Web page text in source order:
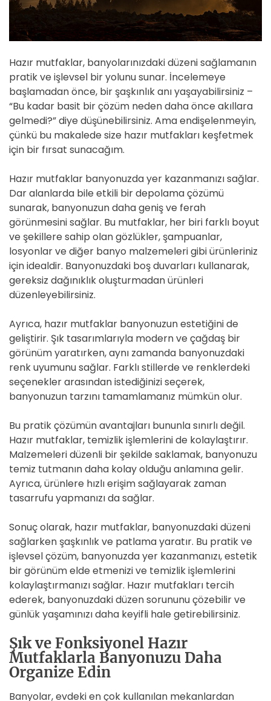
e
d
t
i
m
e
Hazır mutfaklar, banyolarınızdaki düzeni sağlamanın
pratik ve işlevsel bir yolunu sunar. İncelemeye
başlamadan önce, bir şaşkınlık anı yaşayabilirsiniz –
“Bu kadar basit bir çözüm neden daha önce akıllara
gelmedi?” diye düşünebilirsiniz. Ama endişelenmeyin,
çünkü bu makalede size hazır mutfakları keşfetmek
için bir fırsat sunacağım.
Hazır mutfaklar banyonuzda yer kazanmanızı sağlar.
Dar alanlarda bile etkili bir depolama çözümü
sunarak, banyonuzun daha geniş ve ferah
görünmesini sağlar. Bu mutfaklar, her biri farklı boyut
ve şekillere sahip olan gözlükler, şampuanlar,
losyonlar ve diğer banyo malzemeleri gibi ürünleriniz
için idealdir. Banyonuzdaki boş duvarları kullanarak,
gereksiz dağınıklık oluşturmadan ürünleri
düzenleyebilirsiniz.
Ayrıca, hazır mutfaklar banyonuzun estetiğini de
geliştirir. Şık tasarımlarıyla modern ve çağdaş bir
görünüm yaratırken, aynı zamanda banyonuzdaki
renk uyumunu sağlar. Farklı stillerde ve renklerdeki
seçenekler arasından istediğinizi seçerek,
banyonuzun tarzını tamamlamanız mümkün olur.
Bu pratik çözümün avantajları bununla sınırlı değil.
Hazır mutfaklar, temizlik işlemlerini de kolaylaştırır.
Malzemeleri düzenli bir şekilde saklamak, banyonuzu
temiz tutmanın daha kolay olduğu anlamına gelir.
Ayrıca, ürünlere hızlı erişim sağlayarak zaman
tasarrufu yapmanızı da sağlar.
Sonuç olarak, hazır mutfaklar, banyonuzdaki düzeni
sağlarken şaşkınlık ve patlama yaratır. Bu pratik ve
işlevsel çözüm, banyonuzda yer kazanmanızı, estetik
bir görünüm elde etmenizi ve temizlik işlemlerini
kolaylaştırmanızı sağlar. Hazır mutfakları tercih
ederek, banyonuzdaki düzen sorununu çözebilir ve
günlük yaşamınızı daha keyifli hale getirebilirsiniz.
Şık ve Fonksiyonel Hazır
Mutfaklarla Banyonuzu Daha
Organize Edin
Banyolar, evdeki en çok kullanılan mekanlardan